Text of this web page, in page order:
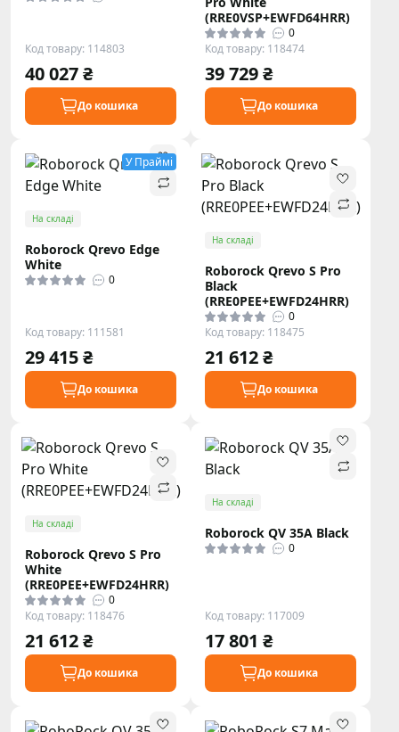
Код товару: 114803
40 027 ₴
До кошика
(RRE0VSP+EWFD64HRR)
0
Код товару: 118474
39 729 ₴
До кошика
У Праймі
На складі
Roborock Qrevo Edge
White
0
Код товару: 111581
29 415 ₴
До кошика
На складі
Roborock Qrevo S Pro
Black
(RRE0PEE+EWFD24HRR)
0
Код товару: 118475
21 612 ₴
До кошика
На складі
Roborock Qrevo S Pro
White
(RRE0PEE+EWFD24HRR)
0
Код товару: 118476
21 612 ₴
До кошика
На складі
Roborock QV 35A Black
0
Код товару: 117009
17 801 ₴
До кошика